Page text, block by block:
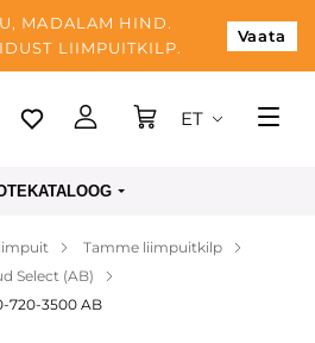
MADALAM HIND.
LIIMPUITKILP.
Vaata
ET
Tamme liimpuitkilp
Select (AB)
720-3500 AB